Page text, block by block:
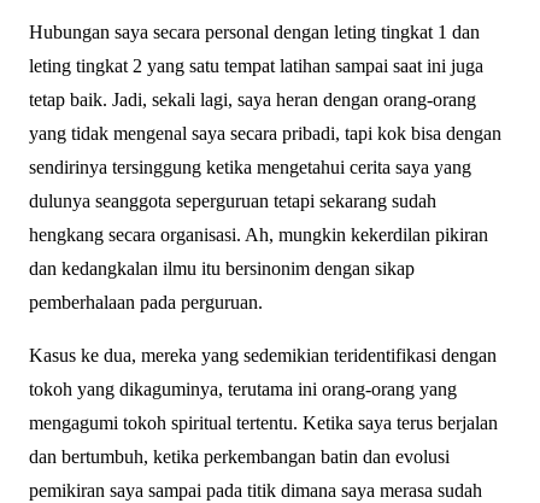
Hubungan saya secara personal dengan leting tingkat 1 dan
leting tingkat 2 yang satu tempat latihan sampai saat ini juga
tetap baik. Jadi, sekali lagi, saya heran dengan orang-orang
yang tidak mengenal saya secara pribadi, tapi kok bisa dengan
sendirinya tersinggung ketika mengetahui cerita saya yang
dulunya seanggota seperguruan tetapi sekarang sudah
hengkang secara organisasi. Ah, mungkin kekerdilan pikiran
dan kedangkalan ilmu itu bersinonim dengan sikap
pemberhalaan pada perguruan.
Kasus ke dua, mereka yang sedemikian teridentifikasi dengan
tokoh yang dikaguminya, terutama ini orang-orang yang
mengagumi tokoh spiritual tertentu. Ketika saya terus berjalan
dan bertumbuh, ketika perkembangan batin dan evolusi
pemikiran saya sampai pada titik dimana saya merasa sudah